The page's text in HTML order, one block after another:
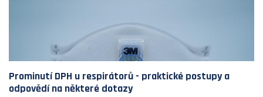
Prominutí DPH u respirátorů - praktické postupy a
odpovědí na některé dotazy